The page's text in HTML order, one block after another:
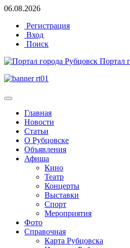
06.08.2026
Регистрация
Вход
Поиск
Портал
Главная
Новости
Статьи
О Рубцовске
Объявления
Афиша
Кино
Театр
Концерты
Выставки
Спорт
Мероприятия
Фото
Справочная
Карта Рубцовска